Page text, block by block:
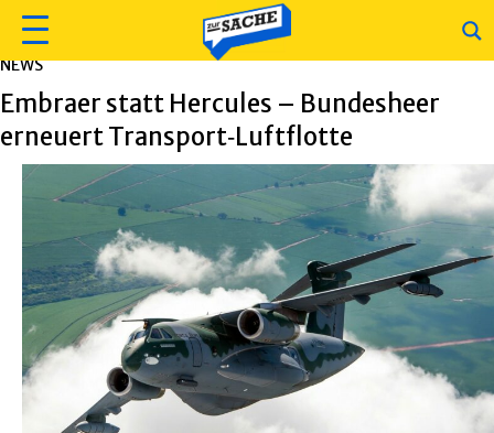
NEWS
Embraer statt Hercules – Bundesheer
erneuert Transport‑Luftflotte